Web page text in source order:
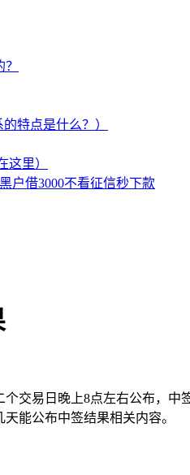
特点是什么？）
这里）
户借3000不看征信秒下款
交易日晚上8点左右公布，
能公布中签结果相关内容。